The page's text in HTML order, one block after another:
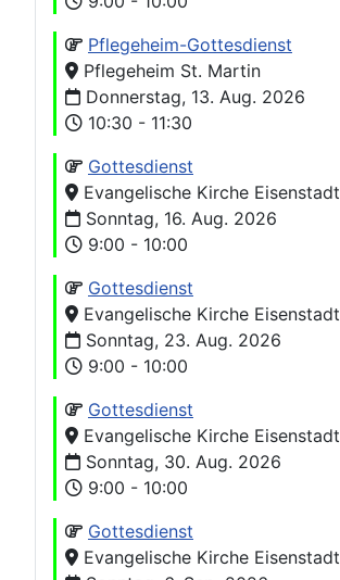
Pflegeheim-Gottesdienst
Pflegeheim St. Martin
Donnerstag, 13. Aug. 2026
10:30 - 11:30
Gottesdienst
Evangelische Kirche Eisenstadt
Sonntag, 16. Aug. 2026
9:00 - 10:00
Gottesdienst
Evangelische Kirche Eisenstadt
Sonntag, 23. Aug. 2026
9:00 - 10:00
Gottesdienst
Evangelische Kirche Eisenstadt
Sonntag, 30. Aug. 2026
9:00 - 10:00
Gottesdienst
Evangelische Kirche Eisenstadt